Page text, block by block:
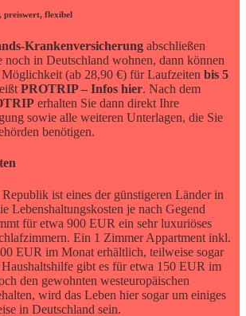
preiswert, flexibel
Krankenversicherung abschließen
noch in Deutschland wohnen, dann können
Möglichkeit (ab 28,90 €) für Laufzeiten bis 5
PROTRIP – Infos hier. Nach dem
erhalten Sie dann direkt Ihre
sowie alle weiteren Unterlagen, die Sie
benötigen.
ist eines der günstigeren Länder in
Lebenshaltungskosten je nach Gegend
für etwa 900 EUR ein sehr luxuriöses
Ein 1 Zimmer Appartment inkl.
EUR im Monat erhältlich, teilweise sogar
gibt es für etwa 150 EUR im
den gewohnten westeuropäischen
wird das Leben hier sogar um einiges
in Deutschland sein.